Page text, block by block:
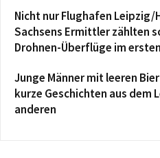
Nicht nur Flughafen Leipzig/
Sachsens Ermittler zählten
Drohnen-Überflüge im
Junge Männer mit leeren
kurze Geschichten aus dem
anderen